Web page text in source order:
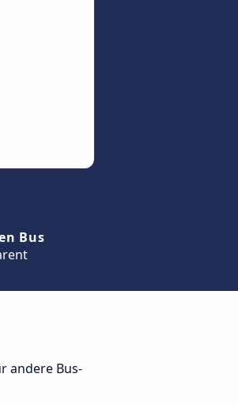
Bus
andere Bus-